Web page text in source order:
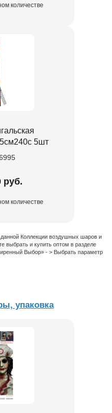
количестве
5шт
руб.
количестве
Коллекции воздушных шаров и
выбрать и купить оптом в разделе
Выбор» - > Выбрать параметр
упаковка